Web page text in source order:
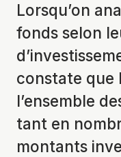
Lorsqu’on
fonds selon
constate que
l’ensemble
tant en
montants